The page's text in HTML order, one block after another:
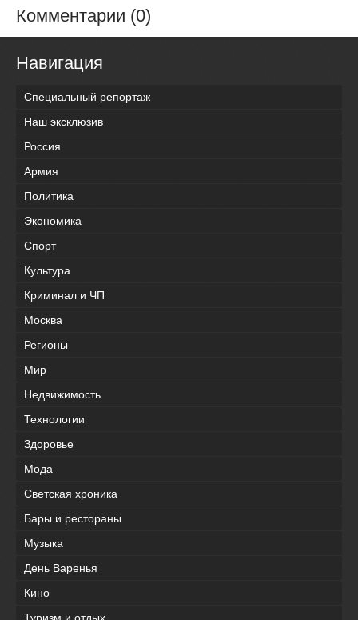
Комментарии (0)
Навигация
Специальный репортаж
Наш эксклюзив
Россия
Армия
Политика
Экономика
Спорт
Культура
Криминал и ЧП
Москва
Регионы
Мир
Недвижимость
Технологии
Здоровье
Мода
Светская хроника
Бары и рестораны
Музыка
День Варенья
Кино
Туризм и отдых